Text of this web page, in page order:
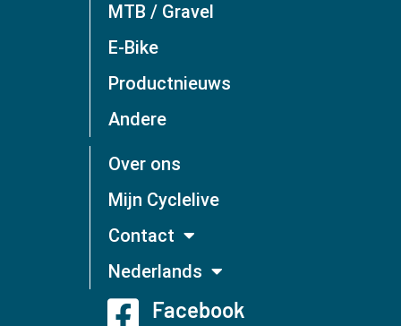
MTB / Gravel
E-Bike
Productnieuws
Andere
Over ons
Mijn Cyclelive
Contact
Nederlands
Facebook